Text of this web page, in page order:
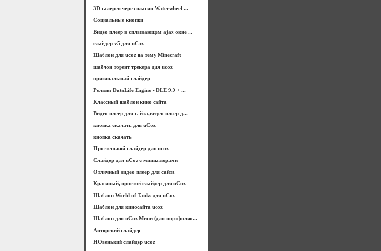
3D галерея через плагин Waterwheel ...
Социальные кнопки
Видео плеер в сплывающем ajax окне ...
слайдер v5 для uCoz
Шаблон для ucoz на тему Minecraft
шаблон торент трекера для ucoz
оригинальный слайдер
Релизы DataLife Engine - DLE 9.0 + ...
Классный шаблон кино сайта
Видео плеер для сайта,видео плеер д...
кнопка скачать для uCoz
кнопка скачать
Простенький слайдер для ucoz
Слайдер для uCoz с миниатюрами
Отличный видео плеер для сайта
Красивый, простой слайдер для uCoz
Шаблон World of Tanks для uCoz
Шаблон для киносайта ucoz
Шаблон для uCoz Мини (для портфолио...
Авторский слайдер
НОвенький слайдер ucoz